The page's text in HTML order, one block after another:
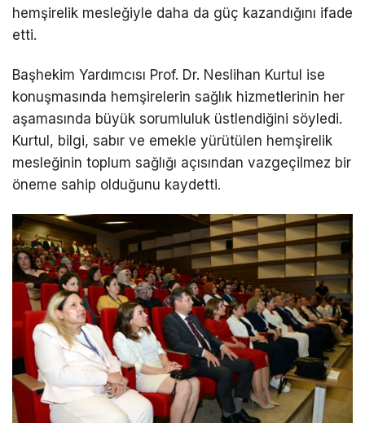
hemşirelik mesleğiyle daha da güç kazandığını ifade
etti.
Başhekim Yardımcısı Prof. Dr. Neslihan Kurtul ise
konuşmasında hemşirelerin sağlık hizmetlerinin her
aşamasında büyük sorumluluk üstlendiğini söyledi.
Kurtul, bilgi, sabır ve emekle yürütülen hemşirelik
mesleğinin toplum sağlığı açısından vazgeçilmez bir
öneme sahip olduğunu kaydetti.